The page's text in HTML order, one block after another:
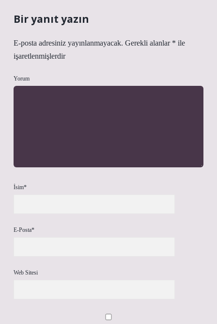
Bir yanıt yazın
E-posta adresiniz yayınlanmayacak. Gerekli alanlar * ile
işaretlenmişlerdir
Yorum
İsim*
E-Posta*
Web Sitesi